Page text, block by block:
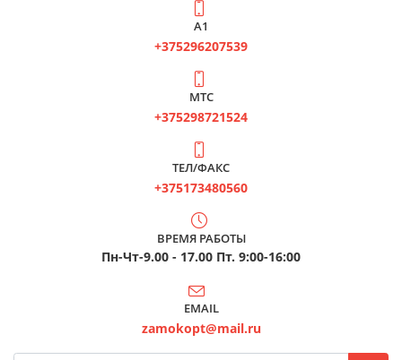
А1
+375296207539
МТС
+375298721524
ТЕЛ/ФАКС
+375173480560
ВРЕМЯ РАБОТЫ
Пн-Чт-9.00 - 17.00 Пт. 9:00-16:00
EMAIL
zamokopt@mail.ru